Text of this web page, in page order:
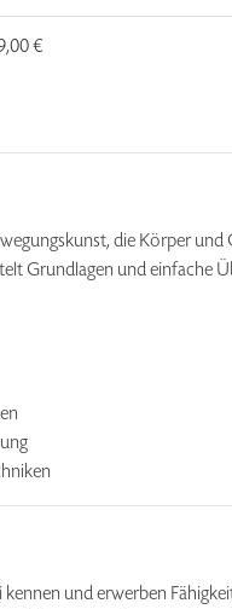
€
die Körper
Grundlagen und einfache
und erwerben